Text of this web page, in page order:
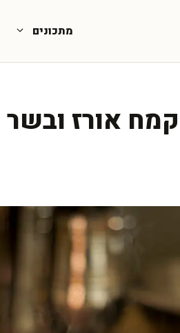
מתכונים
אורז ובשר